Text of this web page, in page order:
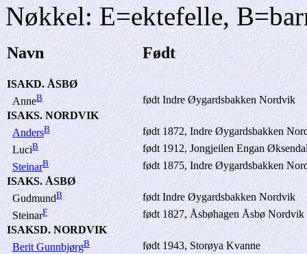
Nøkkel: E=ektefelle,
Navn Født
ISAKD. ÅSBØ
AnneB
født Indre Øygardsbakken Nordvik
ISAKS. NORDVIK
AndersB
født 1872, Indre Øygardsbakken
LuciB
født 1912, Jongjeilen Engan
SteinarB
født 1875, Indre Øygardsbakken
ISAKS. ÅSBØ
GudmundB
født Indre Øygardsbakken Nordvik
SteinarF
født 1827, Åsbøhagen Åsbø Nordvik
ISAKSD. NORDVIK
Berit GunnbjørgB
født 1943, Storøya Kvanne